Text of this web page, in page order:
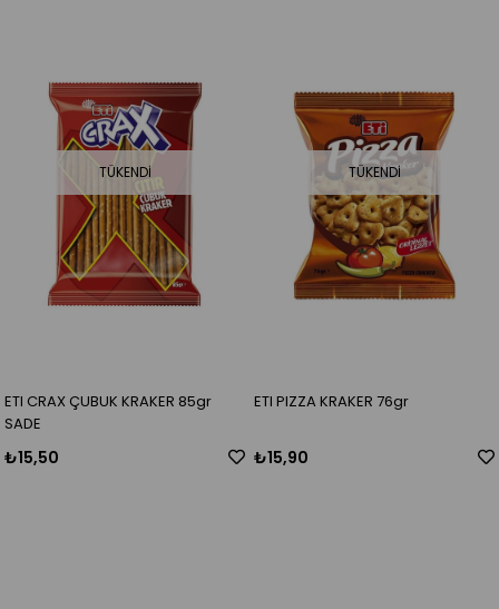
TÜKENDI
ETI CRAX ÇUBUK KRAKER 85gr
SADE
₺15,50
TÜKENDI
ETI PIZZA KRAKER 76gr
₺15,90